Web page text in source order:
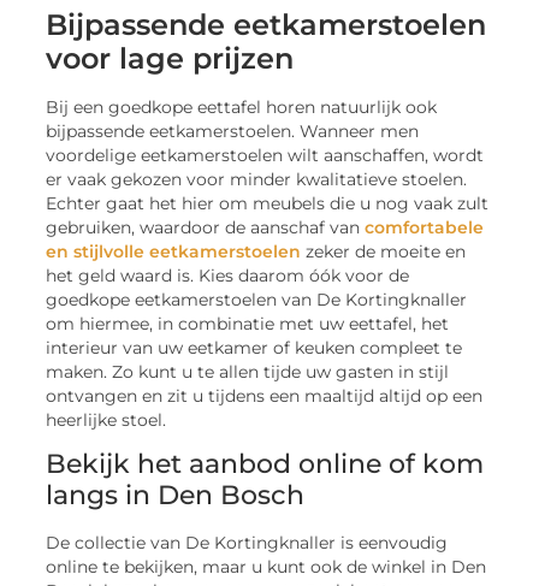
Bijpassende eetkamerstoelen
voor lage prijzen
Bij een goedkope eettafel horen natuurlijk ook
bijpassende eetkamerstoelen. Wanneer men
voordelige eetkamerstoelen wilt aanschaffen, wordt
er vaak gekozen voor minder kwalitatieve stoelen.
Echter gaat het hier om meubels die u nog vaak zult
gebruiken, waardoor de aanschaf vancomfortabele
en stijlvolle eetkamerstoelen zeker de moeite en
het geld waard is. Kies daarom óók voor de
goedkope eetkamerstoelen van De Kortingknaller
om hiermee, in combinatie met uw eettafel, het
interieur van uw eetkamer of keuken compleet te
maken. Zo kunt u te allen tijde uw gasten in stijl
ontvangen en zit u tijdens een maaltijd altijd op een
heerlijke stoel.
Bekijk het aanbod online of kom
langs in Den Bosch
De collectie van De Kortingknaller is eenvoudig
online te bekijken, maar u kunt ook de winkel in Den